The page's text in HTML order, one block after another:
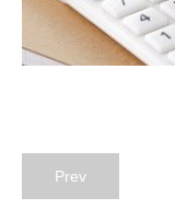
Prev